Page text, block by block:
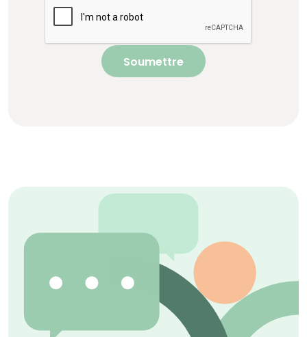
Soumettre